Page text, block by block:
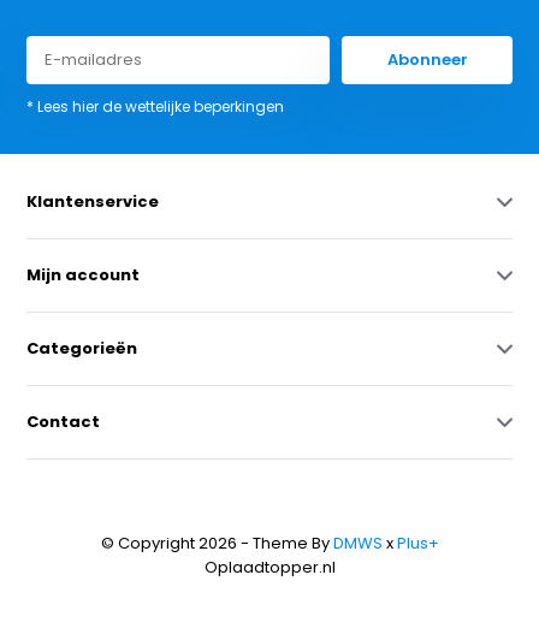
Abonneer
* Lees hier de wettelijke beperkingen
Klantenservice
Mijn account
Categorieën
Contact
© Copyright 2026 - Theme ByDMWS xPlus+
Oplaadtopper.nl